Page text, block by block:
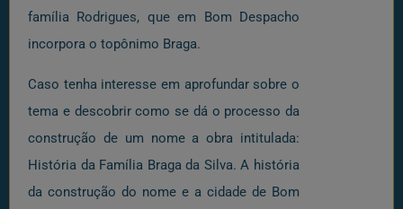
família Rodrigues, que em Bom Despacho
incorpora o topônimo Braga.
Caso tenha interesse em aprofundar sobre o
tema e descobrir como se dá o processo da
construção de um nome a obra intitulada:
História da Família Braga da Silva. A história
da construção do nome e a cidade de Bom